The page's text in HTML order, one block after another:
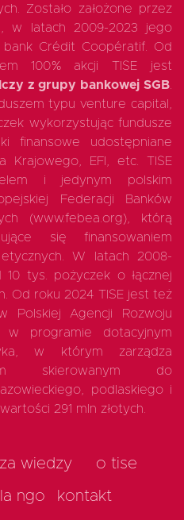
Zostało założone przez
w latach 2009-2023 jego
bank Crédit Coopératif. Od
100% akcji TISE jest
z grupy bankowej SGB
typu venture capital,
wykorzystując fundusze
finansowe udostępniane
Krajowego, EFI, etc. TISE
i jedynym polskim
Federacji Banków
(www.febea.org), którą
się finansowaniem
W latach 2008-
10 tys. pożyczek o łącznej
Od roku 2024 TISE jest też
Polskiej Agencji Rozwoju
w programie dotacyjnym
w którym zarządza
skierowanym do
podlaskiego i
291 mln złotych.
wiedzy o tise
ngo kontakt